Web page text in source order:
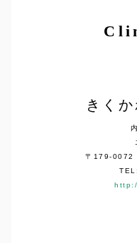
きく
〒179-0072